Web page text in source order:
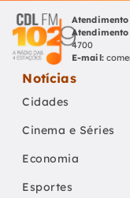
4700
E-mail:
Notícias
Cidades
Cinema e Séries
Economia
Esportes